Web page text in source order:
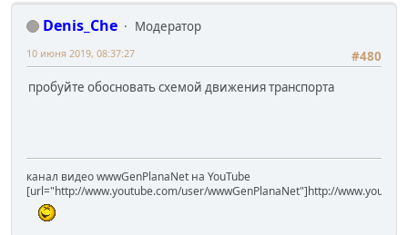
Denis_Che
Модератор
#480
10 июня 2019, 08:37:27
пробуйте обосновать схемой движения транспорта
канал видео wwwGenPlanaNet на YouTube
[url="http://www.youtube.com/user/wwwGenPlanaNet"]http://